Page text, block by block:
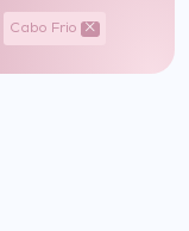
Cabo Frio